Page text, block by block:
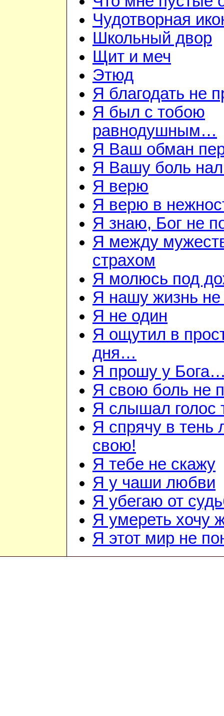
Чудотворная
Школьный двор
Щит и меч
Этюд
Я благодать не
Я был с тобою
равнодушным…
Я Ваш обман
Я Вашу боль
Я верю
Я верю в
Я знаю, Бог не
Я между
страхом
Я молюсь под
Я нашу жизнь
Я не один
Я ощутил в
дня…
Я прошу у
Я свою боль не
Я слышал голос
Я спрячу в тень
свою!
Я тебе не скажу
Я у чаши любви
Я убегаю от
Я умереть хочу
Я этот мир не